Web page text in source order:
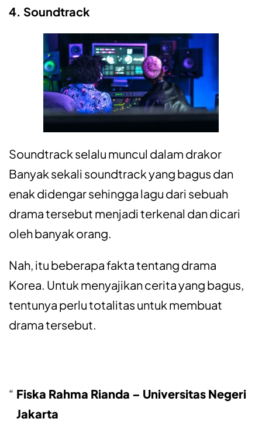
4. Soundtrack
Soundtrack selalu muncul dalam drakor
Banyak sekali soundtrack yang bagus dan
enak didengar sehingga lagu dari sebuah
drama tersebut menjadi terkenal dan dicari
oleh banyak orang.
Nah, itu beberapa fakta tentang drama
Korea. Untuk menyajikan cerita yang bagus,
tentunya perlu totalitas untuk membuat
drama tersebut.
Fiska Rahma Rianda – Universitas Negeri
Jakarta